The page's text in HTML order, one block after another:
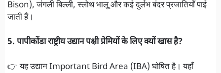
Bison), जंगली बिल्ली, स्लोथ भालू और कई दुर्लभ बंदर प्रजातियाँ पाई
जाती हैं।
5. पापीकोंडा राष्ट्रीय उद्यान पक्षी प्रेमियों के लिए क्यों खास है?
👉 यह उद्यान Important Bird Area (IBA) घोषित है। यहाँ